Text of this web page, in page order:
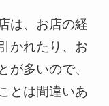
は、お店の経
かれたり、お
が多いので、
とは間違いあ